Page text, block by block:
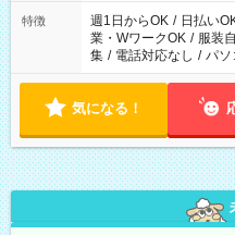
特徴 週1日からOK / 日払い
業・WワークOK / 服装
集 / 電話対応なし / パソ
気になる！